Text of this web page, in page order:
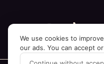
We use cookies to
our ads. You can accept